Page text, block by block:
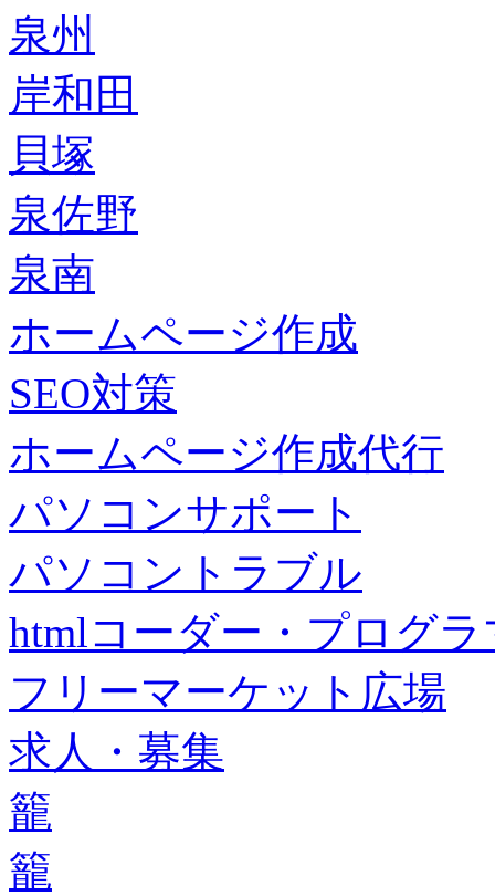
泉州
岸和田
貝塚
泉佐野
泉南
ホームページ作成
SEO対策
ホームページ作成代行
パソコンサポート
パソコントラブル
htmlコーダー・プログラ
フリーマーケット広場
求人・募集
籠
籠